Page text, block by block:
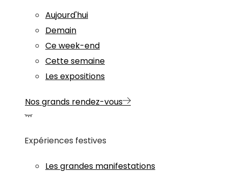
Aujourd'hui
Demain
Ce week-end
Cette semaine
Les expositions
Nos grands rendez-vous
Expériences festives
Les grandes manifestations